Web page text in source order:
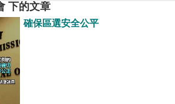
下的文章
確保區選安全公平